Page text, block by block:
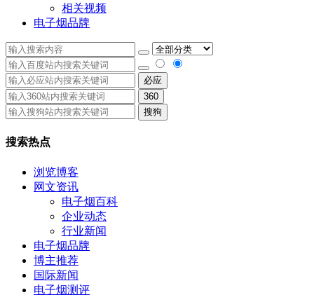
相关视频
电子烟品牌
必应
360
搜狗
搜索热点
浏览博客
网文资讯
电子烟百科
企业动态
行业新闻
电子烟品牌
博主推荐
国际新闻
电子烟测评